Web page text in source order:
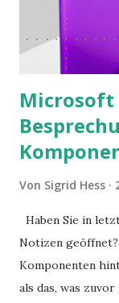
Microsoft
Von Sigrid Hess
Haben Sie in
Notizen
Komponenten
als das, was